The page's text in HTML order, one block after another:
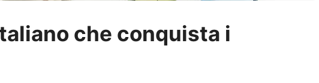
che conquista i